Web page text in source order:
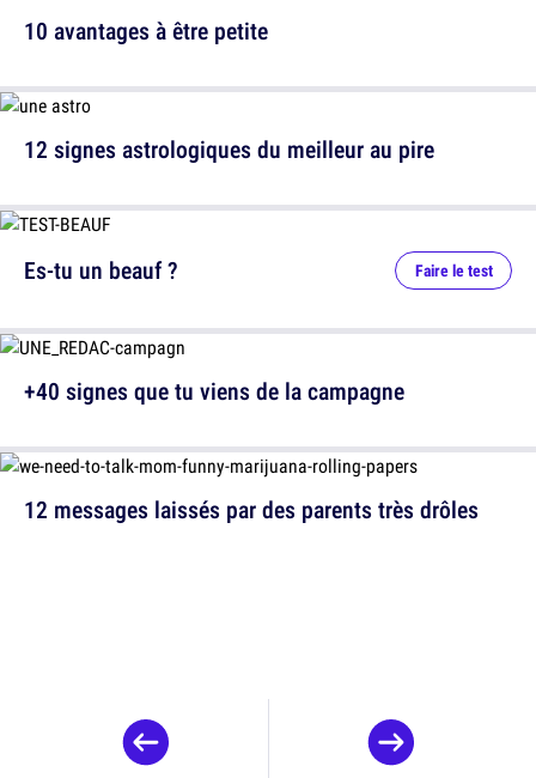
10 avantages à être petite
12 signes astrologiques du meilleur au pire
12 messages laissés par des parents très drôles
Es-tu un beauf ? Faire le test
+40 signes que tu viens de la campagne